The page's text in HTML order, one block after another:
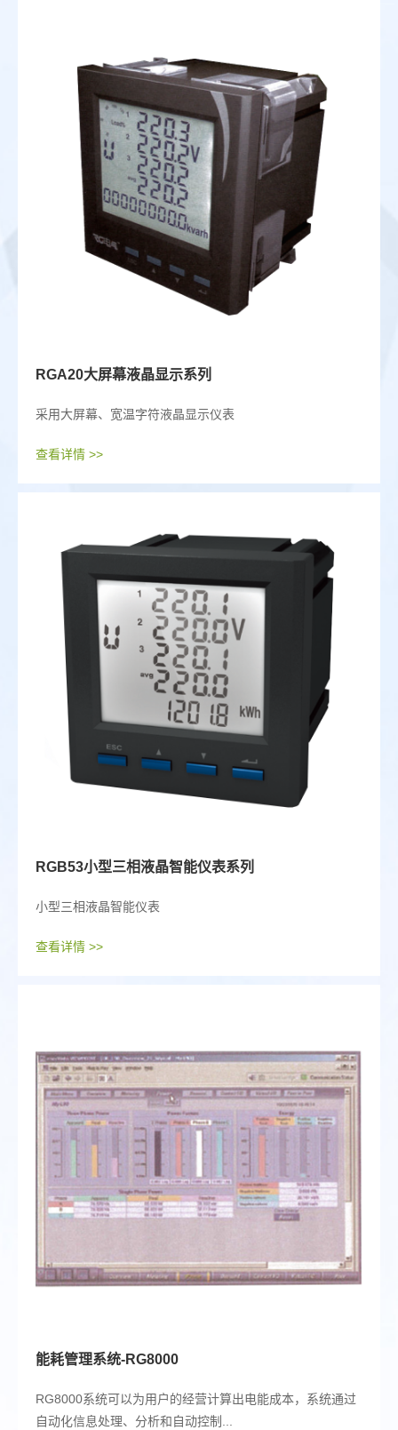
RGA20大屏幕液晶显示系列
采用大屏幕、宽温字符液晶显示仪表
查看详情 >>
RGB53小型三相液晶智能仪表系列
小型三相液晶智能仪表
查看详情 >>
能耗管理系统-RG8000
RG8000系统可以为用户的经营计算出电能成本，系统通过
自动化信息处理、分析和自动控制...